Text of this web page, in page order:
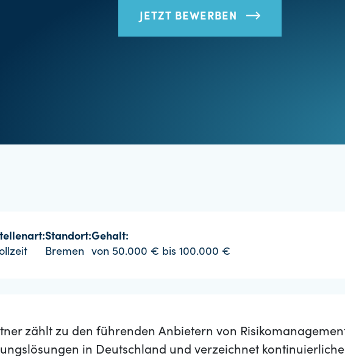
JETZT BEWERBEN
Standort:
Bremen
Gehalt:
von 50.000 € bis 100.000 €
zählt zu den führenden Anbietern von
in Deutschland und verzeichnet